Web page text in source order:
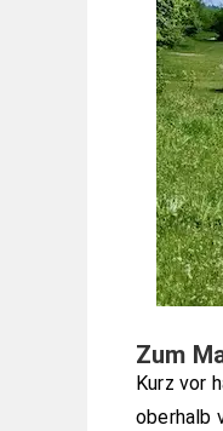
Zum
Kurz vor
oberhalb